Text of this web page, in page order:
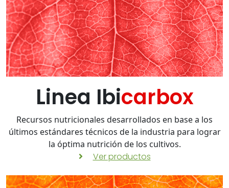
Linea Ibicarbox
Recursos nutricionales desarrollados en base a los
últimos estándares técnicos de la industria para lograr
la óptima nutrición de los cultivos.
Ver productos